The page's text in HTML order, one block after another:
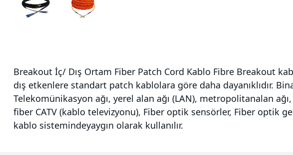
Breakout İç/ Dış Ortam Fiber Patch Cord Kablo Fibre Breakout
dış etkenlere standart patch kablolara göre daha dayanıklıdır.
Telekomünikasyon ağı, yerel alan ağı (LAN), metropolitanalan
fiber CATV (kablo televizyonu), Fiber optik sensörler, Fiber optik
kablo sistemindeyaygın olarak kullanılır.